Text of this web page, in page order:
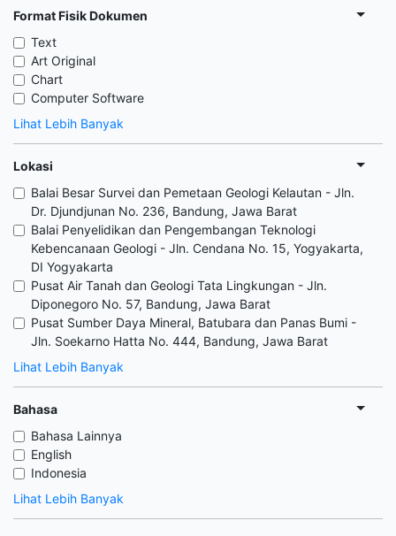
Format Fisik Dokumen
Text
Art Original
Chart
Computer Software
Lihat Lebih Banyak
Lokasi
Balai Besar Survei dan Pemetaan Geologi Kelautan - Jln.
Dr. Djundjunan No. 236, Bandung, Jawa Barat
Balai Penyelidikan dan Pengembangan Teknologi
Kebencanaan Geologi - Jln. Cendana No. 15, Yogyakarta,
DI Yogyakarta
Pusat Air Tanah dan Geologi Tata Lingkungan - Jln.
Diponegoro No. 57, Bandung, Jawa Barat
Pusat Sumber Daya Mineral, Batubara dan Panas Bumi -
Jln. Soekarno Hatta No. 444, Bandung, Jawa Barat
Lihat Lebih Banyak
Bahasa
Bahasa Lainnya
English
Indonesia
Lihat Lebih Banyak